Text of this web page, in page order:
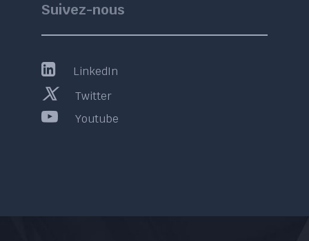
Suivez-nous
LinkedIn
Twitter
Youtube